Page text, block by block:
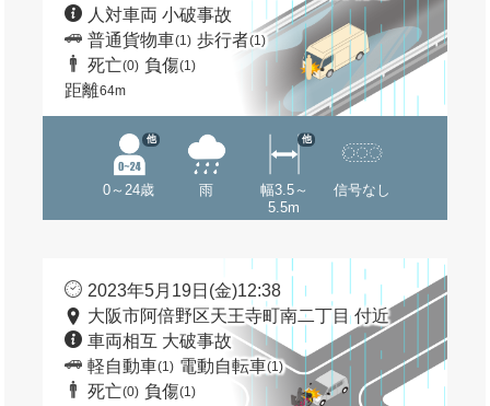
人対車両 小破事故
普通貨物車(1) 歩行者(1)
死亡(0) 負傷(1)
距離64m
0～24歳
他
雨
幅3.5～
5.5m
他
信号なし
2023年5月19日(金)12:38
大阪市阿倍野区天王寺町南二丁目 付近
車両相互 大破事故
軽自動車(1) 電動自転車(1)
死亡(0) 負傷(1)